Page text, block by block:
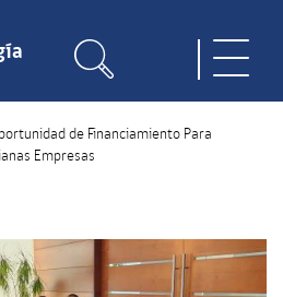
de Financiamiento Para
Empresas